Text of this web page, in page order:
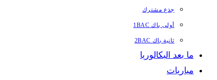
جذع مشترك
أولى باك 1BAC
ثانية باك 2BAC
ما بعد البكالوريا
مباريات